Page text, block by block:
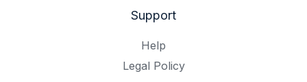
Support
Help
Legal Policy